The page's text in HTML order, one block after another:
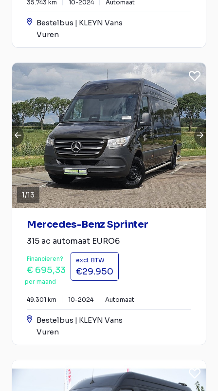
35.743 km 10-2024 Automaat
Bestelbus | KLEYN Vans
Vuren
1/13
Mercedes-Benz Sprinter
315 ac automaat EURO6
Financieren?
€ 695,33
per maand
excl. BTW
€29.950
49.301 km 10-2024 Automaat
Bestelbus | KLEYN Vans
Vuren